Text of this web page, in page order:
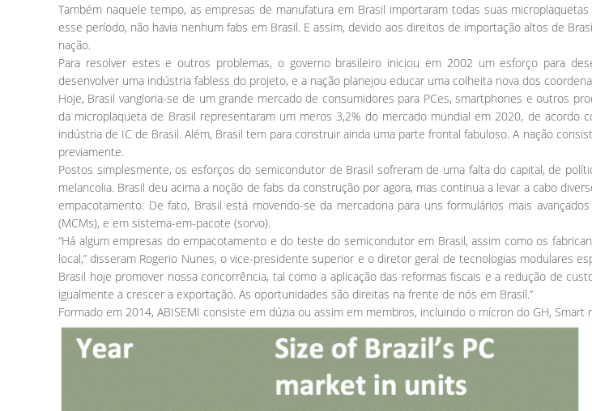
Também naquele tempo, as empresas de manufatura em Brasil importaram todas suas
esse período, não havia nenhum fabs em Brasil. E assim, devido aos direitos de importação altos de
nação.
Para resolver estes e outros problemas, o governo brasileiro iniciou em 2002 um esforço para
desenvolver uma indústria fabless do projeto, e a nação planejou educar uma colheita nova dos
Hoje, Brasil vangloria-se de um grande mercado de consumidores para PCes, smartphones e outros
da microplaqueta de Brasil representaram um meros 3,2% do mercado mundial em 2020, de acordo
indústria de IC de Brasil. Além, Brasil tem para construir ainda uma parte frontal fabuloso. A nação
previamente.
Postos simplesmente, os esforços do semicondutor de Brasil sofreram de uma falta do capital, de
melancolia. Brasil deu acima a noção de fabs da construção por agora, mas continua a levar a cabo
empacotamento. De fato, Brasil está movendo-se da mercadoria para uns formulários mais
(MCMs), e em sistema-em-pacote (sorvo).
“Há algum empresas do empacotamento e do teste do semicondutor em Brasil, assim como os
local,” disseram Rogerio Nunes, o vice-presidente superior e o diretor geral de tecnologias modulares
Brasil hoje promover nossa concorrência, tal como a aplicação das reformas fiscais e a redução de
igualmente a crescer a exportação. As oportunidades são direitas na frente de nós em Brasil.”
Formado em 2014, ABISEMI consiste em dúzia ou assim em membros, incluindo o mícron do GH,